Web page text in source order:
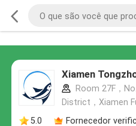
Xiamen
Room 27F，
District，Xiamen
5.0
Fornecedor